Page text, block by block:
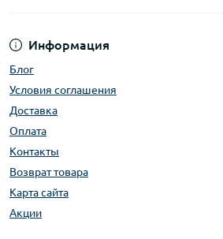
Информация
Блог
Условия соглашения
Доставка
Оплата
Контакты
Возврат товара
Карта сайта
Акции